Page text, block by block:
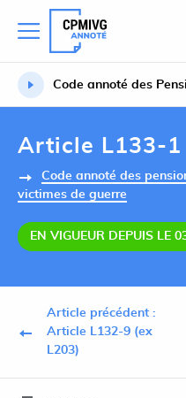
Code annoté des
Article L133-1
Code annoté des
victimes de guerre
EN VIGUEUR DEPUIS LE
Article précédent :
Article L132-9 (ex
L203)